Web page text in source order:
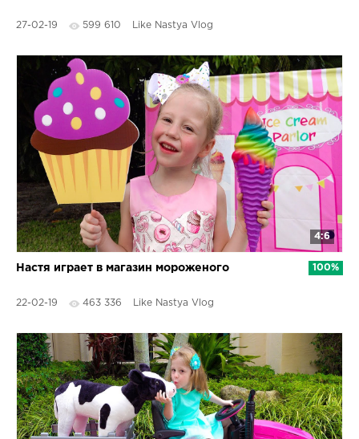
27-02-19 599 610 Like Nastya Vlog
4:6
Настя играет в магазин мороженого
22-02-19 463 336 Like Nastya Vlog
100%